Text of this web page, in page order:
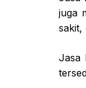
juga
sakit,
Jasa